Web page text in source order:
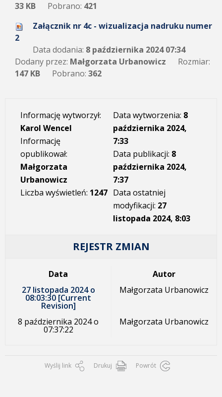
33 KB
Pobrano: 421
Załącznik nr 4c - wizualizacja nadruku numer
2
Data dodania: 8 października 2024 07:34
Dodany przez: Małgorzata Urbanowicz
Rozmiar:
147 KB
Pobrano: 362
Informację wytworzył:
Karol Wencel
Informację
opublikował:
Małgorzata
Urbanowicz
Liczba wyświetleń: 1247
Data wytworzenia: 8
października 2024,
7:33
Data publikacji: 8
października 2024,
7:37
Data ostatniej
modyfikacji: 27
listopada 2024, 8:03
REJESTR ZMIAN
Data
Autor
27 listopada 2024 o
08:03:30 [Current
Revision]
Małgorzata Urbanowicz
8 października 2024 o
07:37:22
Małgorzata Urbanowicz
Wyślij link Drukuj Powrót